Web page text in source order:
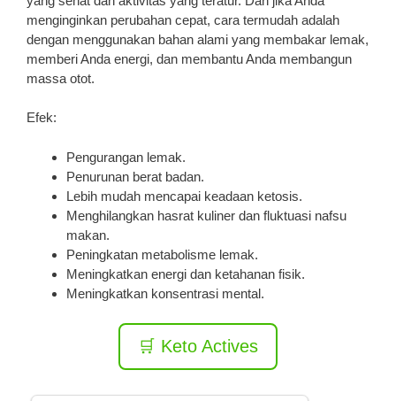
menginginkan perubahan cepat, cara termudah adalah
dengan menggunakan bahan alami yang membakar lemak,
memberi Anda energi, dan membantu Anda membangun
massa otot.
Efek:
Pengurangan lemak.
Penurunan berat badan.
Lebih mudah mencapai keadaan ketosis.
Menghilangkan hasrat kuliner dan fluktuasi nafsu
makan.
Peningkatan metabolisme lemak.
Meningkatkan energi dan ketahanan fisik.
Meningkatkan konsentrasi mental.
🛒 Keto Actives